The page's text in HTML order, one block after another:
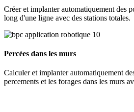
Créer et implanter automatiquement des
long d'une ligne avec des stations totales.
Percées dans les murs
Calculer et implanter automatiquement
percements et les forages dans les murs